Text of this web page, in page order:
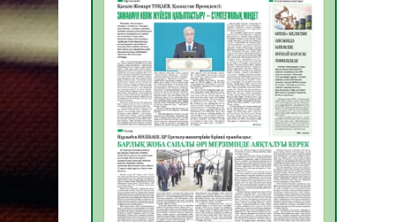
ҚҰРЫЛТАЙ САЙЛАУЫ –
БОЛАШАҚҚА БАСТАР
ЖАУАПТЫ ТАҢДАУ
06.08.2026
37
Инфекциялық ауруларға
қарсы иммундау
жұмыстарының тиімділігі
06.08.2026
39
Көкжөтел ауруы туралы